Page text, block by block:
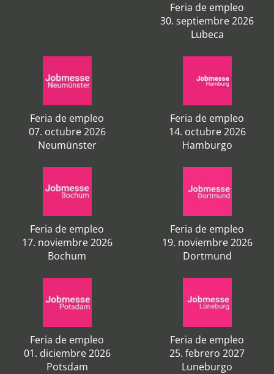
Feria de empleo
30. septiembre 2026
Lubeca
Feria de empleo
07. octubre 2026
Neumünster
Feria de empleo
14. octubre 2026
Hamburgo
Feria de empleo
17. noviembre 2026
Bochum
Feria de empleo
19. noviembre 2026
Dortmund
Feria de empleo
01. diciembre 2026
Potsdam
Feria de empleo
25. febrero 2027
Luneburgo